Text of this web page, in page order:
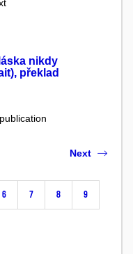
nikdy
překlad
6 7 8 9
Next